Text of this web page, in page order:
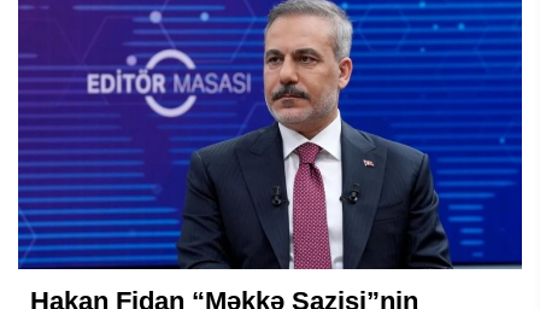
Hakan Fidan “Məkkə Sazişi”nin